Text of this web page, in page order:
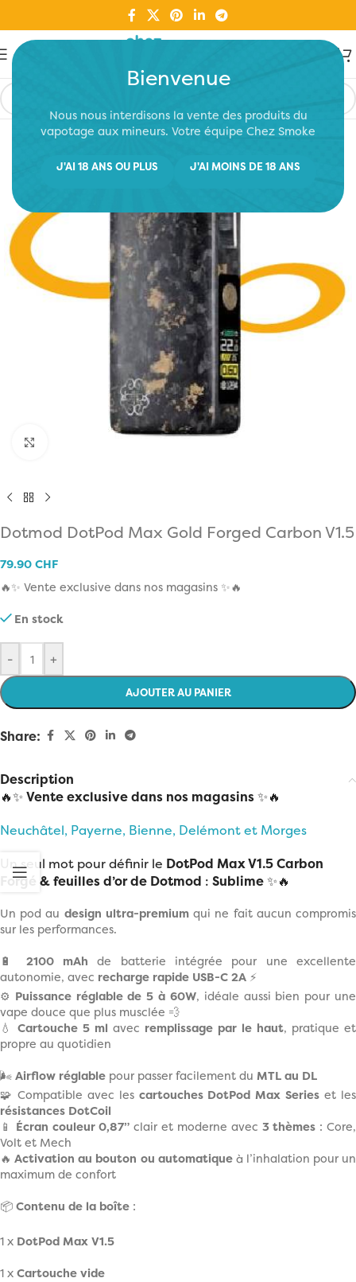
Bienvenue
Nous nous interdisons la vente des produits du
vapotage aux mineurs. Votre équipe Chez Smoke
J'AI 18 ANS OU PLUS J'AI MOINS DE 18 ANS
Dotmod DotPod Max Gold Forged Carbon V1.5
79.90 CHF
🔥✨ Vente exclusive dans nos magasins ✨🔥
En stock
- +
AJOUTER AU PANIER
Share:
Description
🔥✨ Vente exclusive dans nos magasins✨🔥
Neuchâtel, Payerne, Bienne, Delémont et Morges
Un seul mot pour définir le DotPod Max V1.5 Carbon
Forgé & feuilles d’or de Dotmod : Sublime✨🔥
Un pod au design ultra-premiumqui ne fait aucun compromis
sur les performances.
🔋 2100 mAh de batterie intégrée pour une excellente
autonomie, avec recharge rapide USB-C 2A ⚡
⚙️ Puissance réglable de 5 à 60W, idéale aussi bien pour une
vape douce que plus musclée 💨
💧 Cartouche 5 ml avec remplissage par le haut, pratique et
propre au quotidien
🌬️ Airflow réglable pour passer facilement du MTL au DL
🧩 Compatible avec les cartouches DotPod Max Series et les
résistances DotCoil
📱 Écran couleur 0,87” clair et moderne avec 3 thèmes : Core,
Volt et Mech
🔥Activation au bouton ou automatiqueà l’inhalation pour un
maximum de confort
📦 Contenu de la boîte :
1 x DotPod Max V1.5
1 x Cartouche vide